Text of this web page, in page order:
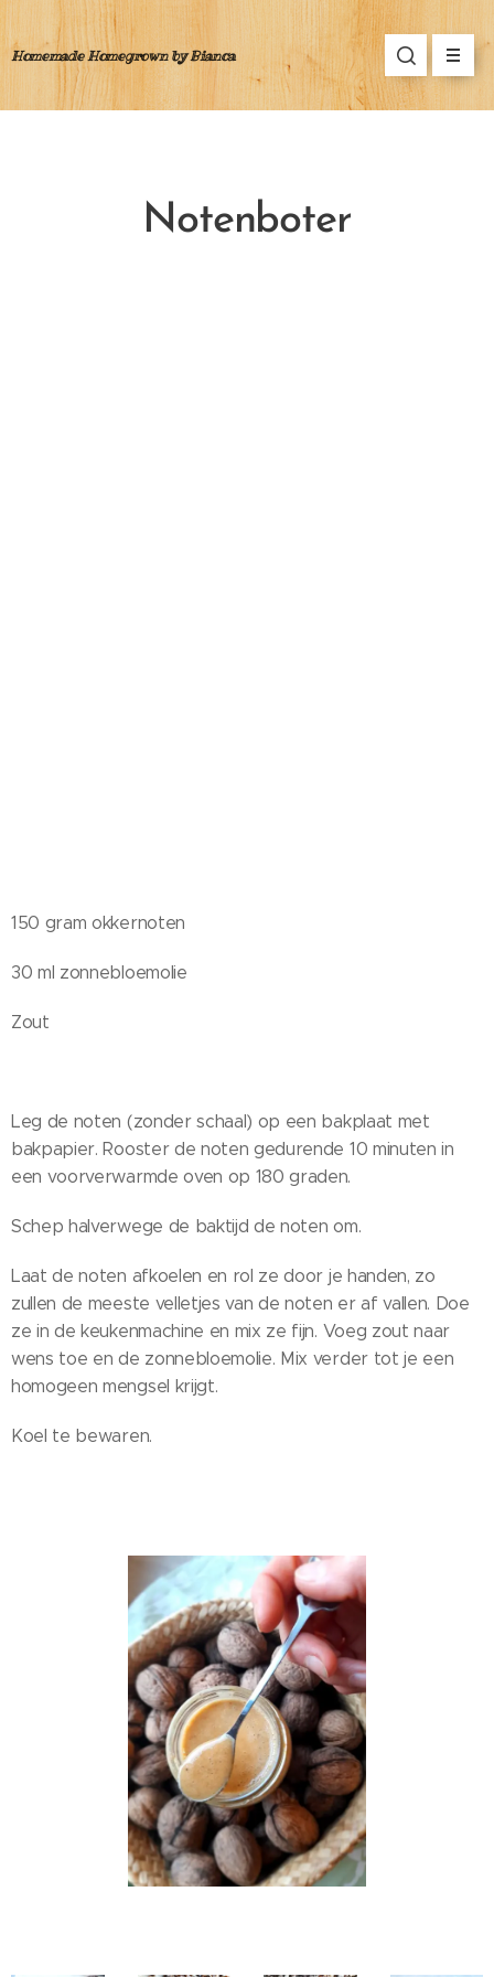
Homemade Homegrown by Bianca
Notenboter
150 gram okkernoten
30 ml zonnebloemolie
Zout
Leg de noten (zonder schaal) op een bakplaat met
bakpapier. Rooster de noten gedurende 10 minuten in
een voorverwarmde oven op 180 graden.
Schep halverwege de baktijd de noten om.
Laat de noten afkoelen en rol ze door je handen, zo
zullen de meeste velletjes van de noten er af vallen. Doe
ze in de keukenmachine en mix ze fijn. Voeg zout naar
wens toe en de zonnebloemolie. Mix verder tot je een
homogeen mengsel krijgt.
Koel te bewaren.